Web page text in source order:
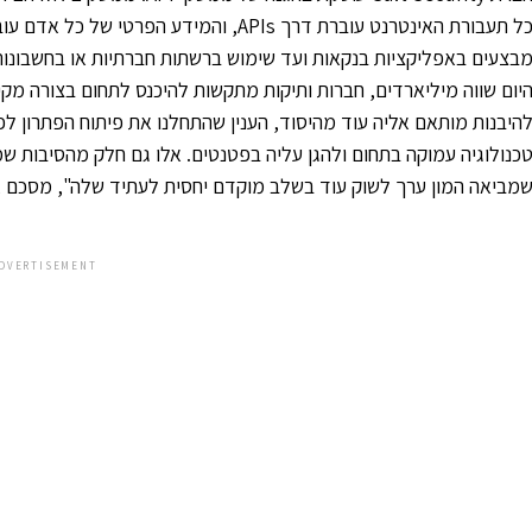
היום שווה מיליארדים, חברות ותיקות מתקשות להיכנס לתחום בצורה
להיבנות מותאם אליה עוד מהיסוד, הענין שהתחלנו את פיתוח הפתרון
טכנולוגיה עמוקה בתחום ולהגן עליה בפטנטים. אלו גם חלק מהסיבות
שמביאה המון ערך לשוק עוד בשלב מוקדם יחסית לעתיד שלה", מסכם